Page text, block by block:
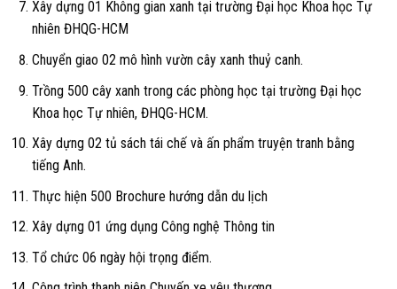
Xây dựng 01 Không gian xanh tại trường Đại học Khoa học Tự
nhiên ĐHQG-HCM
Chuyển giao 02 mô hình vườn cây xanh thuỷ canh.
Trồng 500 cây xanh trong các phòng học tại trường Đại học
Khoa học Tự nhiên, ĐHQG-HCM.
Xây dựng 02 tủ sách tái chế và ấn phẩm truyện tranh bằng
tiếng Anh.
Thực hiện 500 Brochure hướng dẫn du lịch
Xây dựng 01 ứng dụng Công nghệ Thông tin
Tổ chức 06 ngày hội trọng điểm.